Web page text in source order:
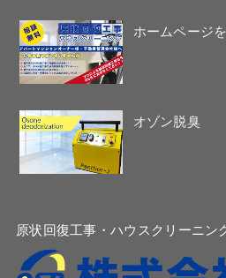
ホームページ
オゾン脱臭
原状回復工事・ハウスクリーニン